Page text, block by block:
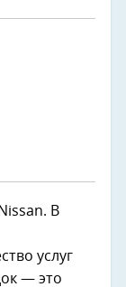
В
услуг
— это